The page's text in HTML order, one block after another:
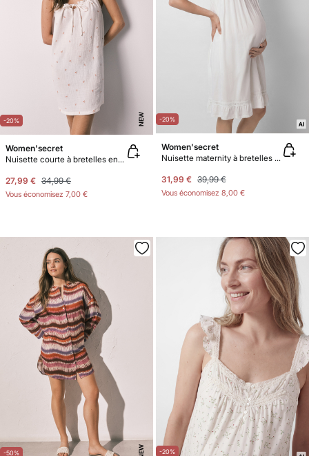
-20% NEW
Women'secret
Nuisette courte à bretelles en coton blanc
27,99 € 34,99 €
Vous économisez 7,00 €
-20%
Women'secret
Nuisette maternity à bretelles en coton blanc
31,99 € 39,99 €
Vous économisez 8,00 €
-50% NEW -20%